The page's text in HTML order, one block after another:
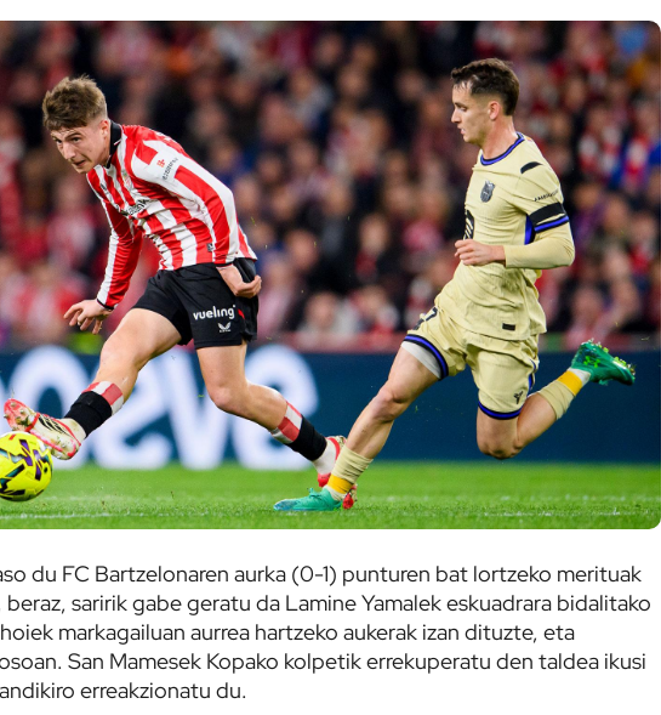
du FC Bartzelonaren aurka (0-1) punturen bat lortzeko merituak
saririk gabe geratu da Lamine Yamalek eskuadrara bidalitako
markagailuan aurrea hartzeko aukerak izan dituzte, eta
San Mamesek Kopako kolpetik errekuperatu den taldea ikusi
erreakzionatu du.